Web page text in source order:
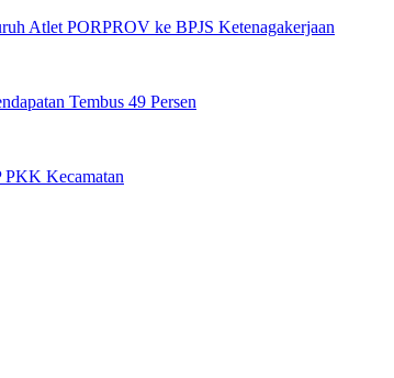
Atlet PORPROV ke BPJS Ketenagakerjaan
Tembus 49 Persen
PKK Kecamatan